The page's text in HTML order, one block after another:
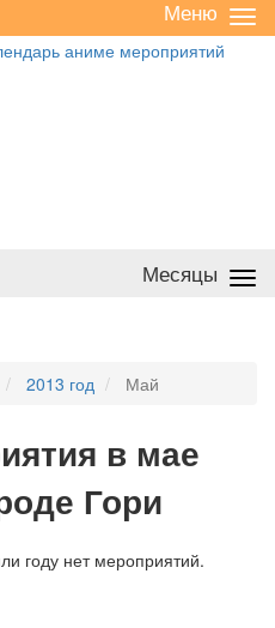
/
Меню
Месяцы
2013 год Май
в мае
Гори
году нет мероприятий.